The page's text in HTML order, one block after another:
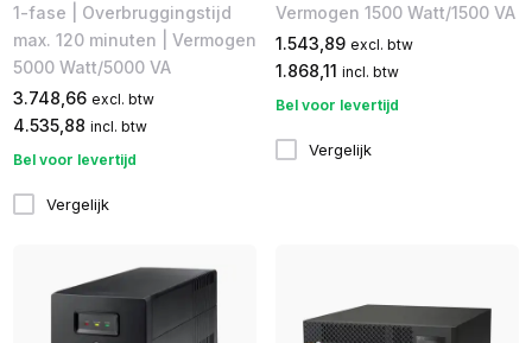
1-fase | Overbruggingstijd
max. 120 minuten | Vermogen
5000 Watt/5000 VA
3.748,66 excl. btw
4.535,88 incl. btw
Bel voor levertijd
Vergelijk
Vermogen 1500 Watt/1500 VA
1.543,89 excl. btw
1.868,11 incl. btw
Bel voor levertijd
Vergelijk